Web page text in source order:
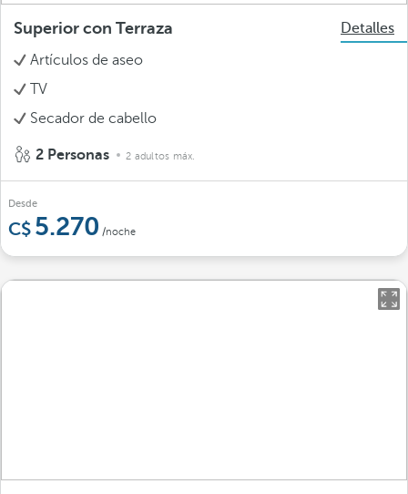
Superior con Terraza
Detalles
Artículos de aseo
TV
Secador de cabello
2 Personas 2 adultos máx.
Desde
5.270 /noche